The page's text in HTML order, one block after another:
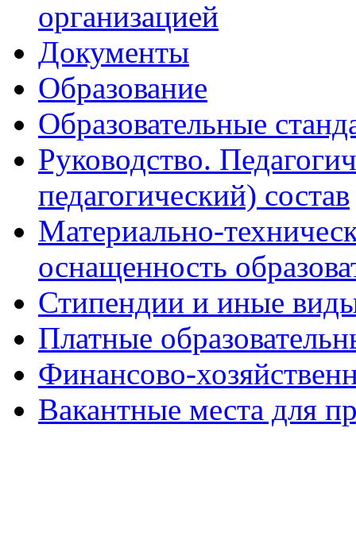
организацией
Документы
Образование
Образовательные
Руководство.
педагогический) состав
Материально-
оснащенность
Стипендии и иные
Платные
Финансово-
Вакантные места для